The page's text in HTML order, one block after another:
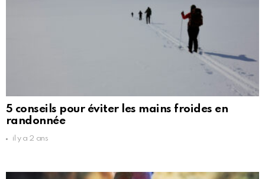
5 conseils pour éviter les mains froides en
randonnée
il y a 2 ans